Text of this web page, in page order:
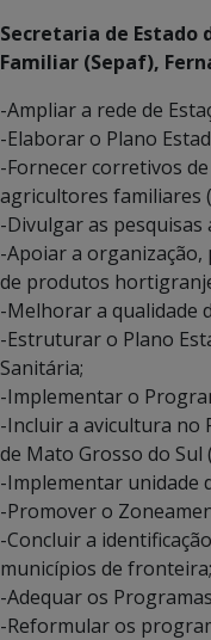
Secretaria de Estado
Familiar (Sepaf),
-Ampliar a rede de
-Elaborar o Plano
-Fornecer corretivos
agricultores familiares
-Divulgar as pesquisas
-Apoiar a organização,
de produtos
-Melhorar a qualidade
-Estruturar o Plano
Sanitária;
-Implementar o
-Incluir a avicultura no
de Mato Grosso do Sul
-Implementar unidade
-Promover o
-Concluir a
municípios de fronteira;
-Adequar os
-Reformular os